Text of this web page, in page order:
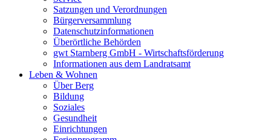
Satzungen und Verordnungen
Bürgerversammlung
Datenschutzinformationen
Überörtliche Behörden
gwt Starnberg GmbH - Wirtschaftsförderung
Informationen aus dem Landratsamt
Leben & Wohnen
Über Berg
Bildung
Soziales
Gesundheit
Einrichtungen